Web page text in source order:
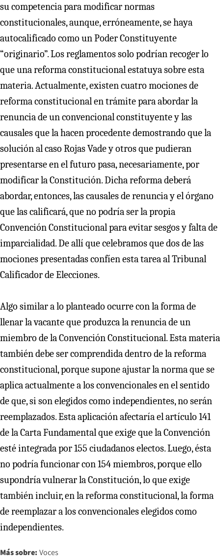
su competencia para modificar normas
constitucionales, aunque, erróneamente, se haya
autocalificado como un Poder Constituyente
“originario”. Los reglamentos solo podrían recoger lo
que una reforma constitucional estatuya sobre esta
materia. Actualmente, existen cuatro mociones de
reforma constitucional en trámite para abordar la
renuncia de un convencional constituyente y las
causales que la hacen procedente demostrando que la
solución al caso Rojas Vade y otros que pudieran
presentarse en el futuro pasa, necesariamente, por
modificar la Constitución. Dicha reforma deberá
abordar, entonces, las causales de renuncia y el órgano
que las calificará, que no podría ser la propia
Convención Constitucional para evitar sesgos y falta de
imparcialidad. De allí que celebramos que dos de las
mociones presentadas confíen esta tarea al Tribunal
Calificador de Elecciones.
Algo similar a lo planteado ocurre con la forma de
llenar la vacante que produzca la renuncia de un
miembro de la Convención Constitucional. Esta materia
también debe ser comprendida dentro de la reforma
constitucional, porque supone ajustar la norma que se
aplica actualmente a los convencionales en el sentido
de que, si son elegidos como independientes, no serán
reemplazados. Esta aplicación afectaría el artículo 141
de la Carta Fundamental que exige que la Convención
esté integrada por 155 ciudadanos electos. Luego, ésta
no podría funcionar con 154 miembros, porque ello
supondría vulnerar la Constitución, lo que exige
también incluir, en la reforma constitucional, la forma
de reemplazar a los convencionales elegidos como
independientes.
Más sobre: Voces